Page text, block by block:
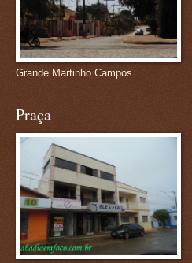
Grande Martinho Campos
Praça